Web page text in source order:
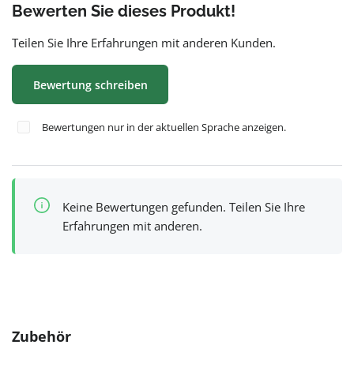
Bewerten Sie dieses Produkt!
Teilen Sie Ihre Erfahrungen mit anderen Kunden.
Bewertung schreiben
Bewertungen nur in der aktuellen Sprache anzeigen.
Keine Bewertungen gefunden. Teilen Sie Ihre
Erfahrungen mit anderen.
Produktgalerie überspringen
Zubehör